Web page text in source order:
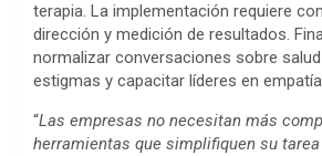
terapia. La implementación requiere
dirección y medición de resultados.
normalizar conversaciones sobre
estigmas y capacitar líderes en
“Las empresas no necesitan más
herramientas que simplifiquen su